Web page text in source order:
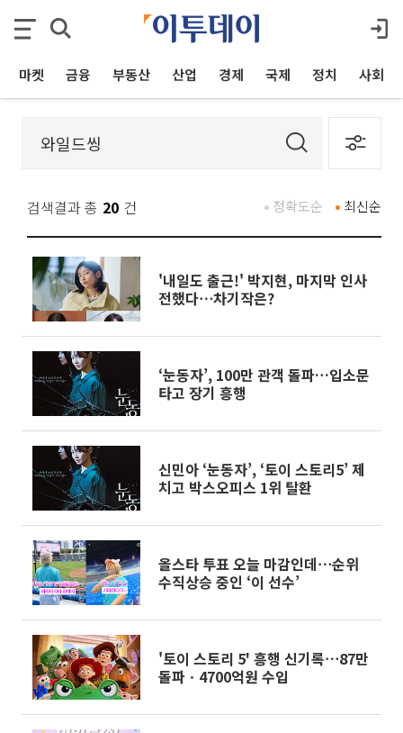
마켓 금융 부동산 산업 경제 국제 정치 사회
검색결과 총 20 건 최신순
정확도순
'내일도 출근!' 박지현, 마지막 인사
전했다⋯차기작은?
‘눈동자’, 100만 관객 돌파…입소문
타고 장기 흥행
신민아 ‘눈동자’, ‘토이 스토리5’ 제
치고 박스오피스 1위 탈환
올스타 투표 오늘 마감인데⋯순위
수직상승 중인 ‘이 선수’
'토이 스토리 5' 흥행 신기록⋯87만
돌파ㆍ4700억원 수입